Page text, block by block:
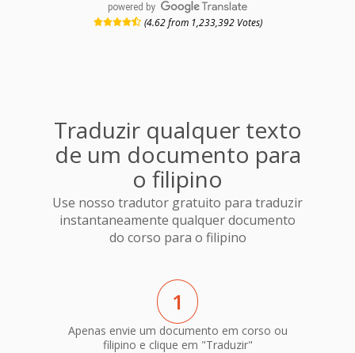
powered by
(4.62 from 1,233,392 Votes)
Traduzir qualquer texto
de um documento para
o filipino
Use nosso tradutor gratuito para traduzir
instantaneamente qualquer documento
do corso para o filipino
1
Apenas envie um documento em corso ou
filipino e clique em "Traduzir"